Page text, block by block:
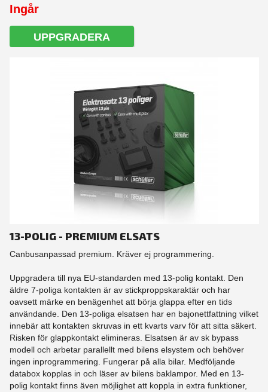
Ingår
UPPGRADERA
13-POLIG - PREMIUM ELSATS
Canbusanpassad premium. Kräver ej programmering.
Uppgradera till nya EU-standarden med 13-polig kontakt. Den
äldre 7-poliga kontakten är av stickproppskaraktär och har
oavsett märke en benägenhet att börja glappa efter en tids
användande. Den 13-poliga elsatsen har en bajonettfattning vilket
innebär att kontakten skruvas in ett kvarts varv för att sitta säkert.
Risken för glappkontakt elimineras. Elsatsen är av sk bypass
modell och arbetar parallellt med bilens elsystem och behöver
ingen inprogrammering. Fungerar på alla bilar. Medföljande
databox kopplas in och läser av bilens baklampor. Med en 13-
polig kontakt finns även möjlighet att koppla in extra funktioner,